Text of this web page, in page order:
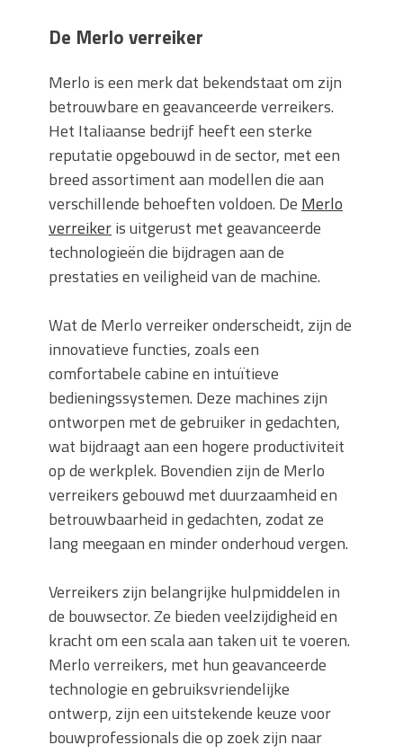
De Merlo verreiker
Merlo is een merk dat bekendstaat om zijn
betrouwbare en geavanceerde verreikers.
Het Italiaanse bedrijf heeft een sterke
reputatie opgebouwd in de sector, met een
breed assortiment aan modellen die aan
verschillende behoeften voldoen. De Merlo
verreikeris uitgerust met geavanceerde
technologieën die bijdragen aan de
prestaties en veiligheid van de machine.
Wat de Merlo verreiker onderscheidt, zijn de
innovatieve functies, zoals een
comfortabele cabine en intuïtieve
bedieningssystemen. Deze machines zijn
ontworpen met de gebruiker in gedachten,
wat bijdraagt aan een hogere productiviteit
op de werkplek. Bovendien zijn de Merlo
verreikers gebouwd met duurzaamheid en
betrouwbaarheid in gedachten, zodat ze
lang meegaan en minder onderhoud vergen.
Verreikers zijn belangrijke hulpmiddelen in
de bouwsector. Ze bieden veelzijdigheid en
kracht om een scala aan taken uit te voeren.
Merlo verreikers, met hun geavanceerde
technologie en gebruiksvriendelijke
ontwerp, zijn een uitstekende keuze voor
bouwprofessionals die op zoek zijn naar